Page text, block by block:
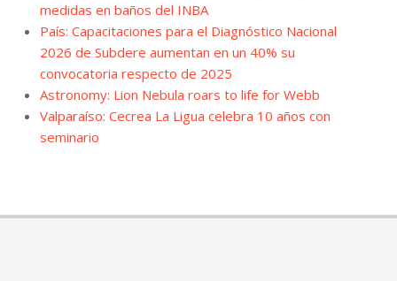
medidas en baños del INBA
País: Capacitaciones para el Diagnóstico Nacional
2026 de Subdere aumentan en un 40% su
convocatoria respecto de 2025
Astronomy: Lion Nebula roars to life for Webb
Valparaíso: Cecrea La Ligua celebra 10 años con
seminario